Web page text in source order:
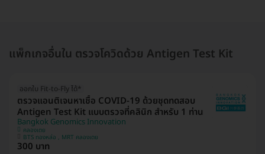
แพ็กเกจอื่นใน ตรวจโควิดด้วย Antigen Test Kit
ออกใบ Fit-to-Fly ได้*
ตรวจแอนติเจนหาเชื้อ COVID-19 ด้วยชุดทดสอบ
Antigen Test Kit แบบตรวจที่คลินิก สำหรับ 1 ท่าน
Bangkok Genomics Innovation
คลองเตย
BTS ทองหล่อ , MRT คลองเตย
300 บาท